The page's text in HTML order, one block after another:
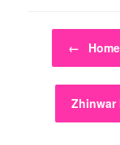
Post navigation
←
Zhinwar